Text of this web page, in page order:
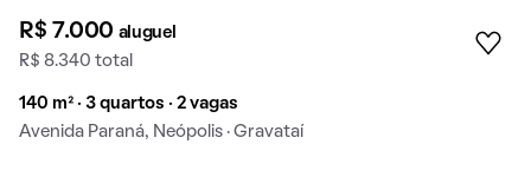
R$ 7.000 aluguel
R$ 8.340 total
140 m² · 3 quartos · 2 vagas
Avenida Paraná, Neópolis · Gravataí